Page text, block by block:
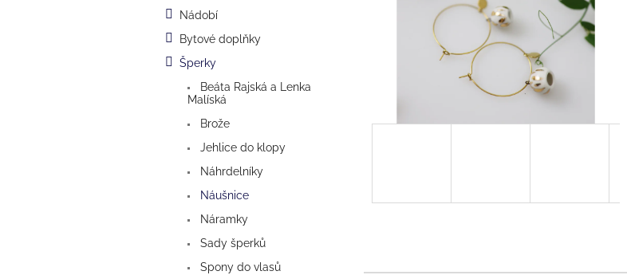
Nádobí
Bytové doplňky
Šperky
Beáta Rajská a Lenka
Malíská
Brože
Jehlice do klopy
Náhrdelníky
Náušnice
Náramky
Sady šperků
Spony do vlasů